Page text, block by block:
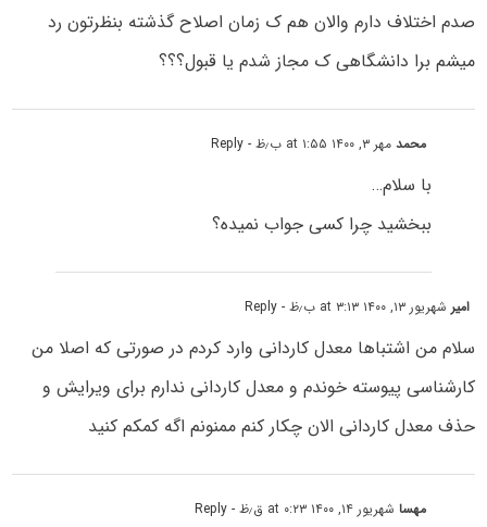
صدم اختلاف دارم والان هم ک زمان اصلاح گذشته بنظرتون رد
میشم برا دانشگاهی ک مجاز شدم یا قبول؟؟؟
محمدمهر ۳, ۱۴۰۰ at ۱:۵۵ ب٫ظ - Reply
با سلام…
ببخشید چرا کسی جواب نمیده؟
امیر شهریور ۱۳, ۱۴۰۰ at ۳:۱۳ ب٫ظ - Reply
سلام من اشتباها معدل کاردانی وارد کردم در صورتی که اصلا من
کارشناسی پیوسته خوندم و معدل کاردانی ندارم برای ویرایش و
حذف معدل کاردانی الان چکار کنم ممنونم اگه کمکم کنید
مهساشهریور ۱۴, ۱۴۰۰ at ۰:۲۳ ق٫ظ - Reply